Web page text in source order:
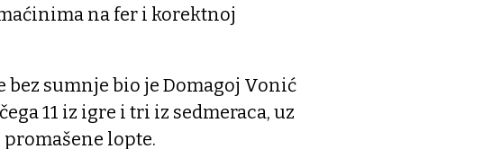
na fer i korektnoj
sumnje bio je Domagoj Vonić
11 iz igre i tri iz sedmeraca, uz
lopte.